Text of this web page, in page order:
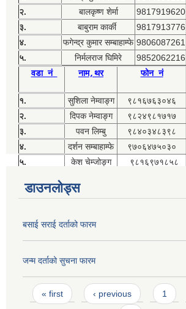
२.
बालकृष्ण शेर्मा
9817919620
३.
बाबुराम कार्की
9817913776
४.
फगेन्द्र कुमार सम्बाहाम्फे 9806087261
५.
निर्मलराज घिमिरे 9852062216
वडा नं नाम,थर फोन नं
१. सुशिला नेम्वाङ्ग
९८१६७६३०४६
२.
दिपक नेम्वाङ्ग
९८२४९८१७१७
३.
पवन लिम्बु
९८४०३४८३९८
४.
दर्शन सम्बाहाम्फे
९७०६४७५०३०
५.
केश चेम्जोङ्ग ९८१६९७१८५८
डाउनलोड्स
बसाई सराई दर्ताको फारम
जन्म दर्ताको सुचना फारम
Pages
« first ‹ previous 1